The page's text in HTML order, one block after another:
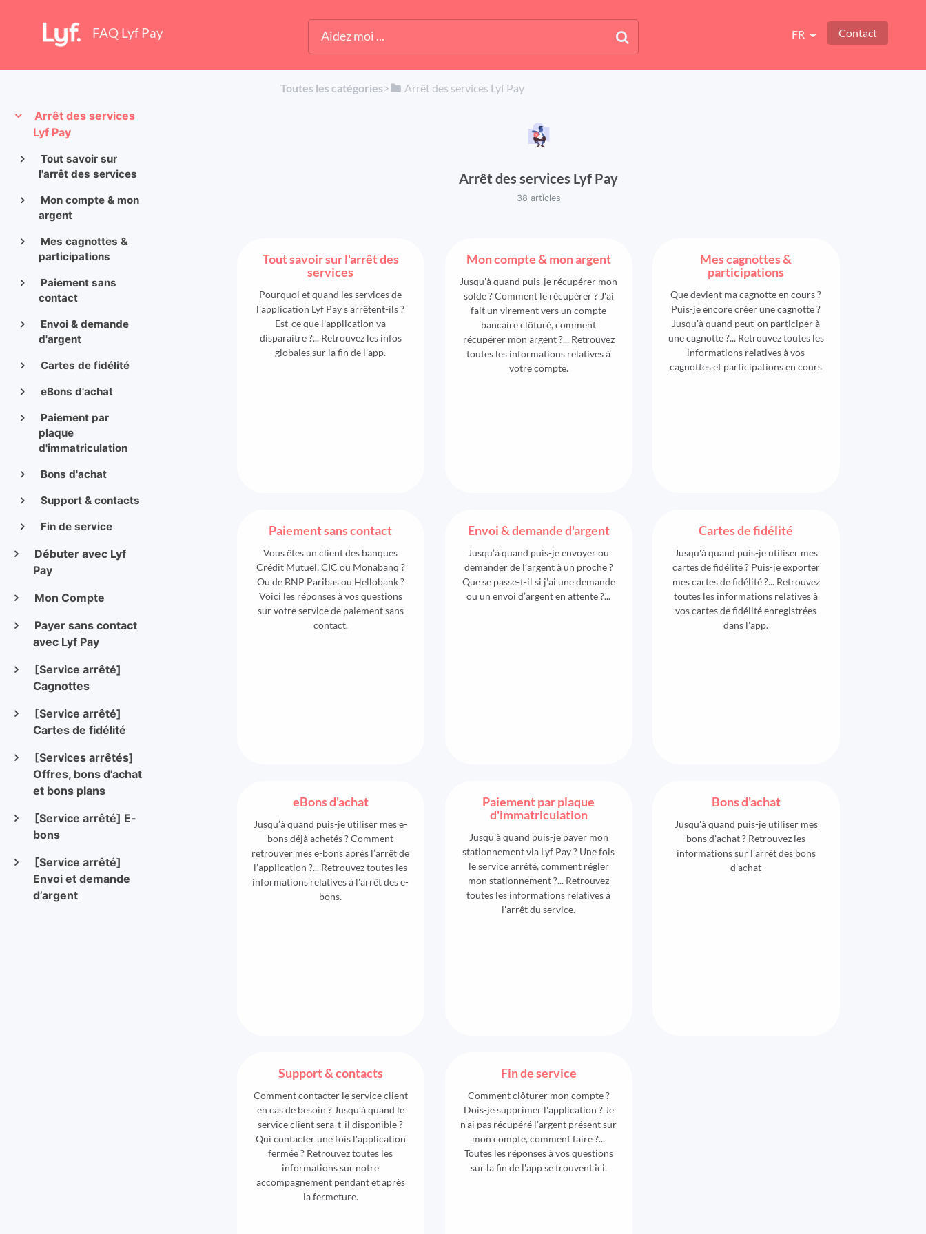
FAQ Lyf Pay FR Contact
Arrêt des services
Lyf Pay
Tout savoir sur
l'arrêt des services
Mon compte & mon
argent
Mes cagnottes &
participations
Paiement sans
contact
Envoi & demande
d'argent
Cartes de fidélité
eBons d'achat
Paiement par
plaque
d'immatriculation
Bons d'achat
Support & contacts
Fin de service
Débuter avec Lyf
Pay
Mon Compte
Payer sans contact
avec Lyf Pay
[Service arrêté]
Cagnottes
[Service arrêté]
Cartes de fidélité
[Services arrêtés]
Offres, bons d'achat
et bons plans
[Service arrêté] E-
bons
[Service arrêté]
Envoi et demande
d’argent
Toutes les catégories​>​ ​Arrêt des services Lyf Pay
Arrêt des services Lyf Pay
38 articles
Tout savoir sur l'arrêt des
services
Pourquoi et quand les services de
l'application Lyf Pay s'arrêtent-ils ?
Est-ce que l'application va
disparaitre ?... Retrouvez les infos
globales sur la fin de l'app.
Mon compte & mon argent
Jusqu'à quand puis-je récupérer mon
solde ? Comment le récupérer ? J'ai
fait un virement vers un compte
bancaire clôturé, comment
récupérer mon argent ?... Retrouvez
toutes les informations relatives à
votre compte.
Mes cagnottes &
participations
Que devient ma cagnotte en cours ?
Puis-je encore créer une cagnotte ?
Jusqu’à quand peut-on participer à
une cagnotte ?... Retrouvez toutes les
informations relatives à vos
cagnottes et participations en cours
Paiement sans contact
Vous êtes un client des banques
Crédit Mutuel, CIC ou Monabanq ?
Ou de BNP Paribas ou Hellobank ?
Voici les réponses à vos questions
sur votre service de paiement sans
contact.
Envoi & demande d'argent
Jusqu’à quand puis-je envoyer ou
demander de l’argent à un proche ?
Que se passe-t-il si j’ai une demande
ou un envoi d’argent en attente ?...
Cartes de fidélité
Jusqu'à quand puis-je utiliser mes
cartes de fidélité ? Puis-je exporter
mes cartes de fidélité ?... Retrouvez
toutes les informations relatives à
vos cartes de fidélité enregistrées
dans l'app.
eBons d'achat
Jusqu’à quand puis-je utiliser mes e-
bons déjà achetés ? Comment
retrouver mes e-bons après l’arrêt de
l’application ?... Retrouvez toutes les
informations relatives à l'arrêt des e-
bons.
Paiement par plaque
d'immatriculation
Jusqu'à quand puis-je payer mon
stationnement via Lyf Pay ? Une fois
le service arrêté, comment régler
mon stationnement ?... Retrouvez
toutes les informations relatives à
l'arrêt du service.
Bons d'achat
Jusqu'à quand puis-je utiliser mes
bons d'achat ? Retrouvez les
informations sur l'arrêt des bons
d'achat
Support & contacts
Comment contacter le service client
en cas de besoin ? Jusqu’à quand le
service client sera-t-il disponible ?
Qui contacter une fois l'application
fermée ? Retrouvez toutes les
informations sur notre
accompagnement pendant et après
la fermeture.
Fin de service
Comment clôturer mon compte ?
Dois-je supprimer l'application ? Je
n'ai pas récupéré l'argent présent sur
mon compte, comment faire ?...
Toutes les réponses à vos questions
sur la fin de l'app se trouvent ici.